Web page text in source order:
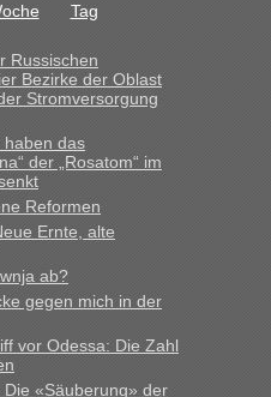
immer angezeigt "auf dieser
• Re: Mit dem Zug in
daß es ein Zug von
Webseite kann man die
es die erste Umsteigefreie
• Re: Deklaration
Tag
Russischen
Bezirke der Oblast
Stromversorgung
haben das
der „Rosatom“ im
Reformen
Ernte, alte
ab?
gegen mich in der
vor Odessa: Die Zahl
«Säuberung» der